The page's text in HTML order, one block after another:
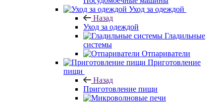
Уход за одеждой
Назад
Уход за одеждой
Гладильные
системы
Отпариватели
Приготовление
пищи
Назад
Приготовление пищи